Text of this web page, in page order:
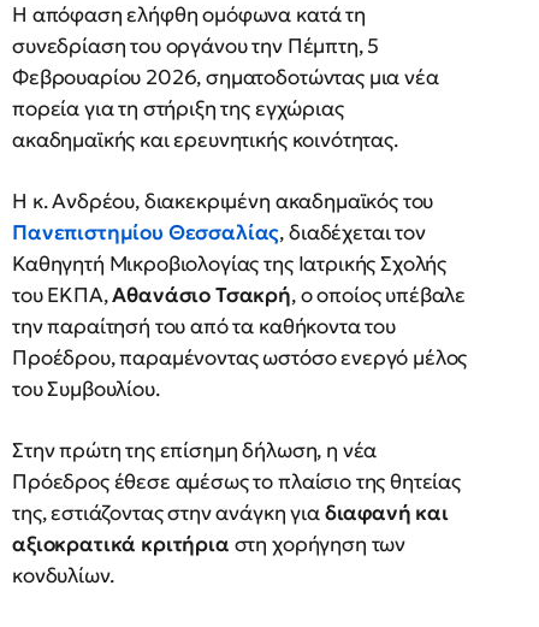
Η απόφαση ελήφθη ομόφωνα κατά τη
συνεδρίαση του οργάνου την Πέμπτη, 5
Φεβρουαρίου 2026, σηματοδοτώντας μια νέα
πορεία για τη στήριξη της εγχώριας
ακαδημαϊκής και ερευνητικής κοινότητας.
Η κ. Ανδρέου, διακεκριμένη ακαδημαϊκός του
Πανεπιστημίου Θεσσαλίας, διαδέχεται τον
Καθηγητή Μικροβιολογίας της Ιατρικής Σχολής
του ΕΚΠΑ,Αθανάσιο Τσακρή, ο οποίος υπέβαλε
την παραίτησή του από τα καθήκοντα του
Προέδρου, παραμένοντας ωστόσο ενεργό μέλος
του Συμβουλίου.
Στην πρώτη της επίσημη δήλωση, η νέα
Πρόεδρος έθεσε αμέσως το πλαίσιο της θητείας
της, εστιάζοντας στην ανάγκη γιαδιαφανή και
αξιοκρατικά κριτήρια στη χορήγηση των
κονδυλίων.